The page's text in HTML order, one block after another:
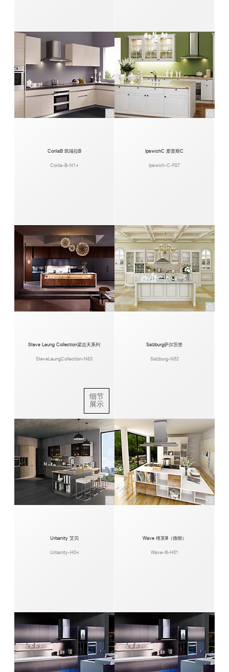
CorilaB 凯瑞拉B
Corila-B-N14
IpswichC 爱普斯C
Ipswich-C-F07
Steve Leung Collection梁志天系列
SteveLeungCollection-N63
细节
展示
Salzburg萨尔茨堡
Salzburg-N52
Urbanity 艾贝
Urbanity-H04
Wave 维芙Ⅲ（德彻）
Wave-III-H01